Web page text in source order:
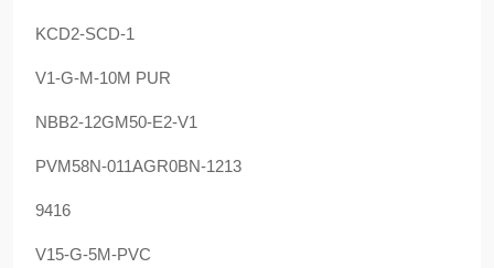
KCD2-SCD-1
V1-G-M-10M PUR
NBB2-12GM50-E2-V1
PVM58N-011AGR0BN-1213
9416
V15-G-5M-PVC